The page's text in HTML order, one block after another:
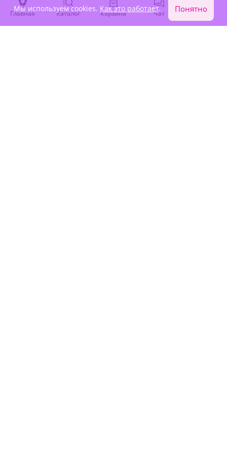
Крупный бутон Акция
Главная Каталог Корзина Чат Войти
Мы используем cookies. Как это работает. Понятно